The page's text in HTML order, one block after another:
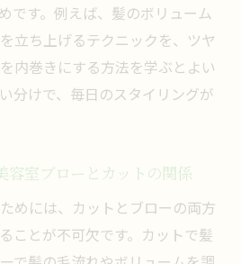
です。例えば、髪のボリューム
立ち上げるテクニックを、ツヤ
内巻きにする方法を学ぶとよい
分けで、毎日のスタイリングが
容室ブローとカットの関係
めには、カットとブローの両方
ことが不可欠です。カットで髪